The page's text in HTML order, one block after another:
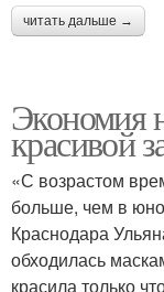
читать дальше →
Экономия
красивой
«С возрастом
больше, чем в
Краснодара
обходилась
красила только